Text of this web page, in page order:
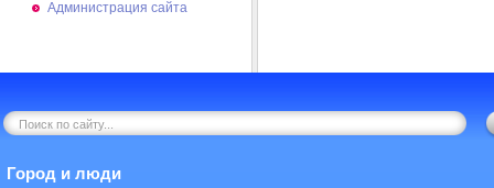
Администрация сайта
Город и люди